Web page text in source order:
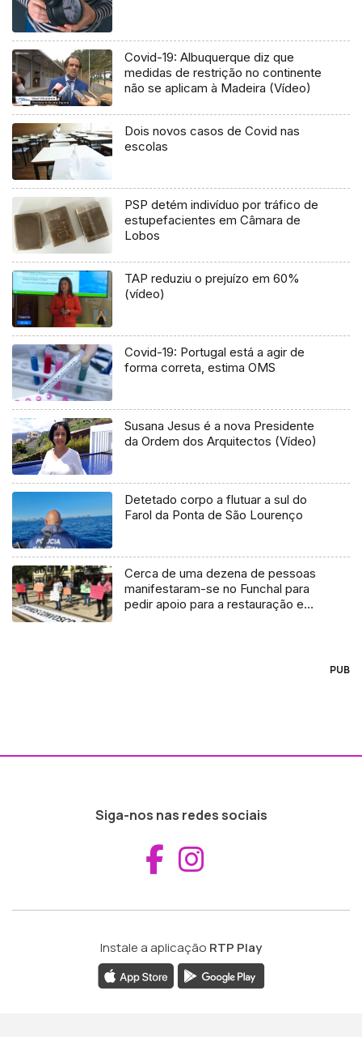
Covid-19: Albuquerque diz que
medidas de restrição no continente
não se aplicam à Madeira (Vídeo)
Dois novos casos de Covid nas
escolas
PSP detém indivíduo por tráfico de
estupefacientes em Câmara de
Lobos
TAP reduziu o prejuízo em 60%
(vídeo)
Covid-19: Portugal está a agir de
forma correta, estima OMS
Susana Jesus é a nova Presidente
da Ordem dos Arquitectos (Vídeo)
Detetado corpo a flutuar a sul do
Farol da Ponta de São Lourenço
Cerca de uma dezena de pessoas
manifestaram-se no Funchal para
pedir apoio para a restauração e
PUB
Siga-nos nas redes sociais
Aceder ao
Instale a aplicação RTP Play